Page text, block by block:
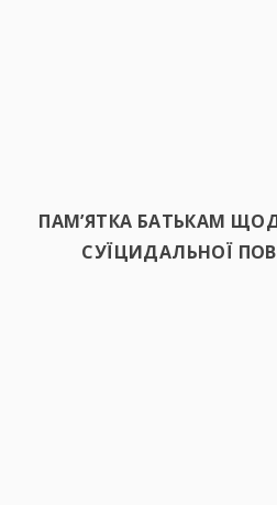
ПАМ’ЯТКА БАТЬКАМ
СУЇЦИДАЛЬНОЇ